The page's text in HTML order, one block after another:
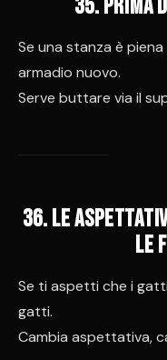
35. Prima
Se una stanza è
armadio nuovo.
Serve buttare via il
36. Le
le
Se ti aspetti che i
gatti.
Cambia aspettativa,